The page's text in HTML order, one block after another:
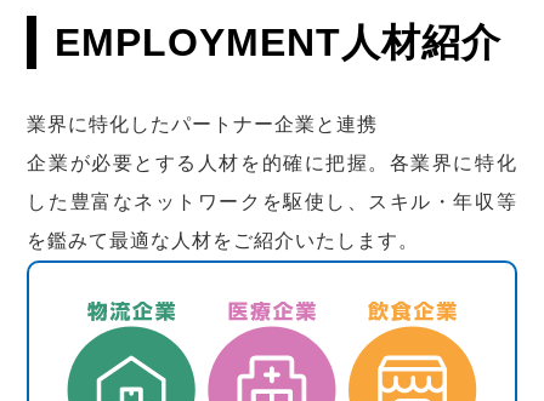
EMPLOYMENT人材紹介
業界に特化したパートナー企業と連携
企業が必要とする人材を的確に把握。各業界に特化
した豊富なネットワークを駆使し、スキル・年収等
を鑑みて最適な人材をご紹介いたします。